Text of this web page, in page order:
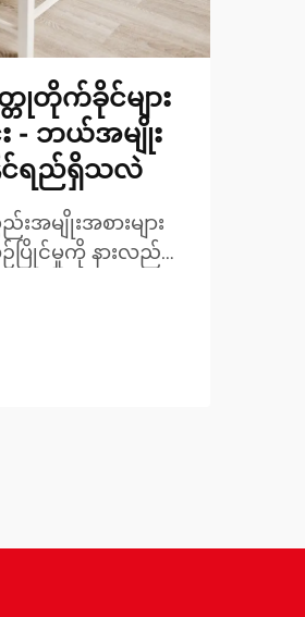
တိုက်ခိုင်များ
- ဘယ်အမျိုး
င်ရည်ရှိသလဲ
အမျိုးအစားများ
ပြိုင်မှုကို နားလည်
ပြုလုပ်ထားသော တစ်